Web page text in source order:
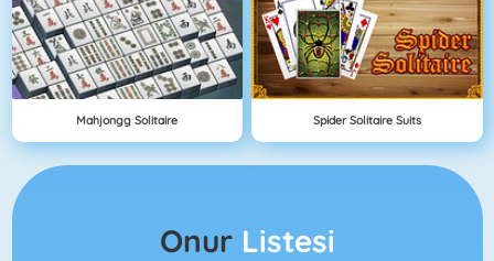
Mahjongg Solitaire Spider Solitaire Suits
Onur Listesi